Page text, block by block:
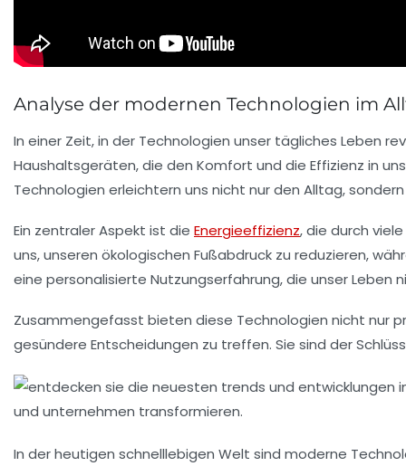
Analyse der modernen Technologien im
In einer Zeit, in der Technologien unser tägliches Leben
Haushaltsgeräten, die den Komfort und die Effizienz in
Technologien erleichtern uns nicht nur den Alltag,
Ein zentraler Aspekt ist die Energieeffizienz, die durch
uns, unseren ökologischen Fußabdruck zu reduzieren,
eine personalisierte Nutzungserfahrung, die unser
Zusammengefasst bieten diese Technologien nicht nur
gesündere Entscheidungen zu treffen. Sie sind der
In der heutigen schnelllebigen Welt sind moderne